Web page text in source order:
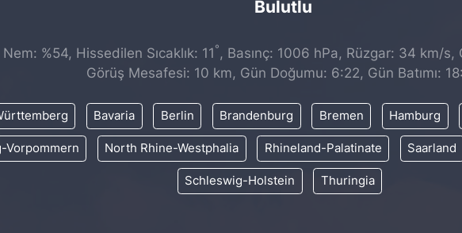
Bulutlu
Nem: %54, Hissedilen Sıcaklık: 11 ° , Basınç: 1006 hPa, Rüzgar: 34 km/s,
Görüş Mesafesi: 10 km, Gün Doğumu: 6:22, Gün Batımı:
Bavaria Berlin Brandenburg Bremen Hamburg
Vorpommern North Rhine-Westphalia Rhineland-Palatinate Saarland
Schleswig-Holstein Thuringia